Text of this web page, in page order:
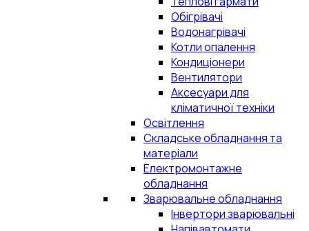
Обігрівачі
Водонагрівачі
Котли опалення
Кондиціонери
Вентилятори
Аксесуари для
кліматичної техніки
Освітлення
Складське обладнання та
матеріали
Електромонтажне
обладнання
Зварювальне обладнання
Інвертори зварювальні